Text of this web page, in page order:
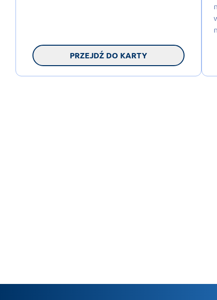
PRZEJDŹ DO KARTY